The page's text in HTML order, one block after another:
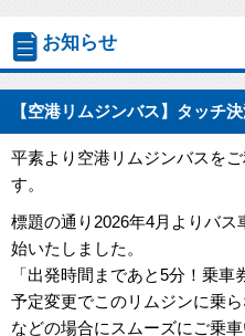
お知らせ
【空港リムジンバス】タッチ
平素より空港リムジンバスを
す。
標題の通り2026年4月よりバ
始いたしました。
「出発時間まであと5分！乗
予定変更でこのリムジンに乗ら
などの場合にスムーズにご乗車